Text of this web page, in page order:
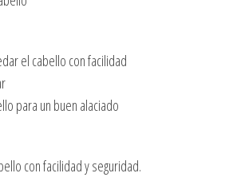
el cabello con facilidad
para un buen alaciado
con facilidad y seguridad.